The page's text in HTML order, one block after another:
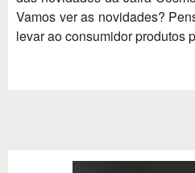
Vamos ver as novidades?
levar ao consumidor produtos